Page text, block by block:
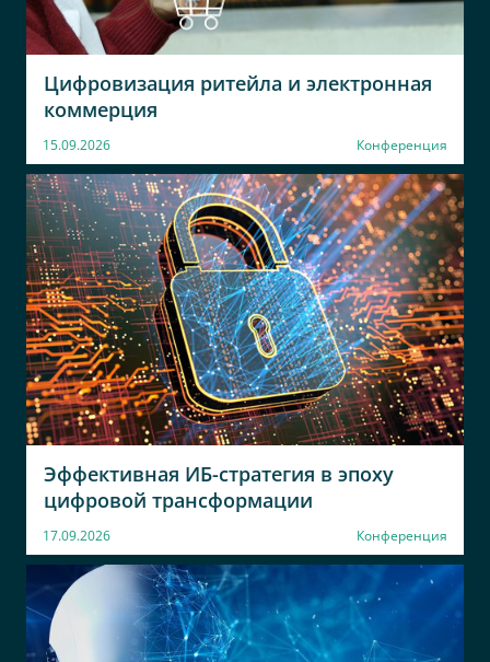
Цифровизация ритейла и электронная
коммерция
15.09.2026 Конференция
Эффективная ИБ-стратегия в эпоху
цифровой трансформации
17.09.2026 Конференция